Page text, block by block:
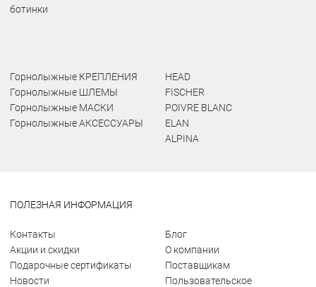
ботинки
Горнолыжные КРЕПЛЕНИЯ
Горнолыжные ШЛЕМЫ
Горнолыжные МАСКИ
Горнолыжные АКСЕССУАРЫ
HEAD
FISCHER
POIVRE BLANC
ELAN
ALPINA
ПОЛЕЗНАЯ ИНФОРМАЦИЯ
Контакты
Акции и скидки
Подарочные сертификаты
Новости
Блог
О компании
Поставщикам
Пользовательское